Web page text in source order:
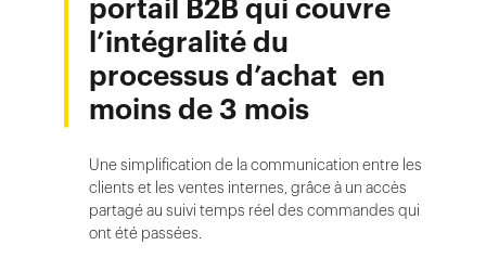
portail B2B qui couvre
l’intégralité du
processus d’achat en
moins de 3 mois
Une simplification de la communication entre les
clients et les ventes internes, grâce à un accès
partagé au suivi temps réel des commandes qui
ont été passées.